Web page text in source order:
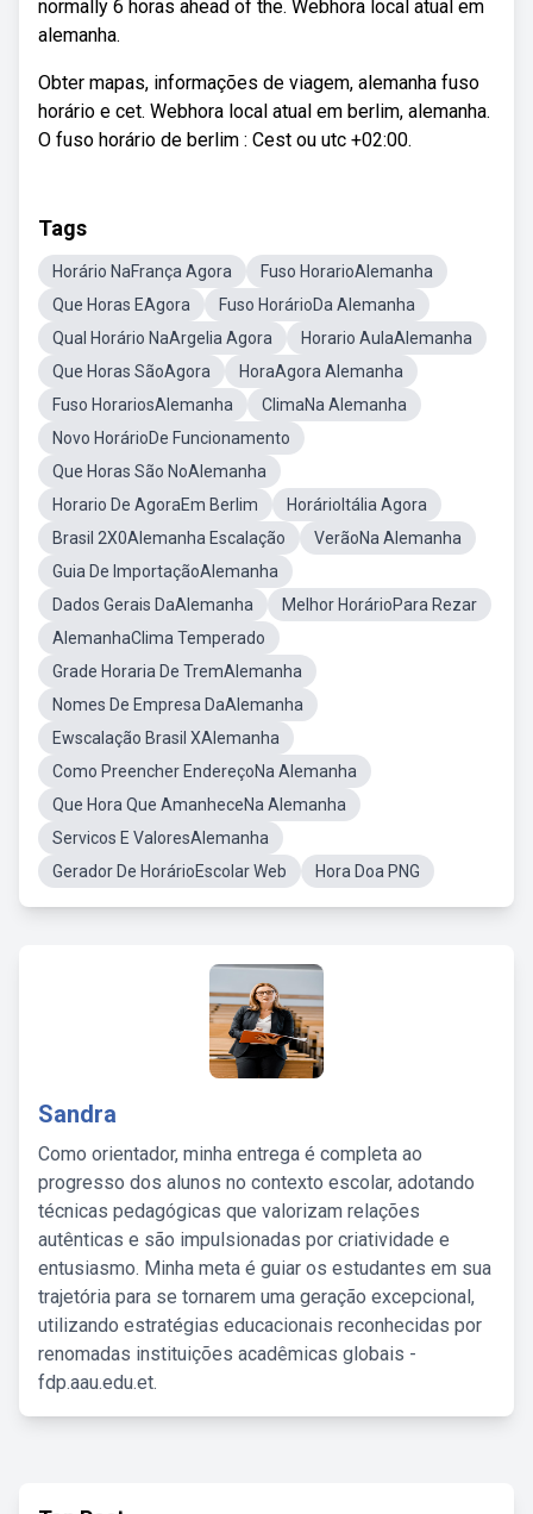
normally 6 horas ahead of the. Webhora local atual em
alemanha.
Obter mapas, informações de viagem, alemanha fuso
horário e cet. Webhora local atual em berlim, alemanha.
O fuso horário de berlim : Cest ou utc +02:00.
Tags
Horário NaFrança Agora
Fuso HorarioAlemanha
Que Horas EAgora
Fuso HorárioDa Alemanha
Qual Horário NaArgelia Agora
Horario AulaAlemanha
Que Horas SãoAgora
HoraAgora Alemanha
Fuso HorariosAlemanha
ClimaNa Alemanha
Novo HorárioDe Funcionamento
Que Horas São NoAlemanha
Horario De AgoraEm Berlim
HorárioItália Agora
Brasil 2X0Alemanha Escalação
VerãoNa Alemanha
Guia De ImportaçãoAlemanha
Dados Gerais DaAlemanha
Melhor HorárioPara Rezar
AlemanhaClima Temperado
Grade Horaria De TremAlemanha
Nomes De Empresa DaAlemanha
Ewscalação Brasil XAlemanha
Como Preencher EndereçoNa Alemanha
Que Hora Que AmanheceNa Alemanha
Servicos E ValoresAlemanha
Gerador De HorárioEscolar Web
Hora Doa PNG
Sandra
Como orientador, minha entrega é completa ao
progresso dos alunos no contexto escolar, adotando
técnicas pedagógicas que valorizam relações
autênticas e são impulsionadas por criatividade e
entusiasmo. Minha meta é guiar os estudantes em sua
trajetória para se tornarem uma geração excepcional,
utilizando estratégias educacionais reconhecidas por
renomadas instituições acadêmicas globais -
fdp.aau.edu.et.